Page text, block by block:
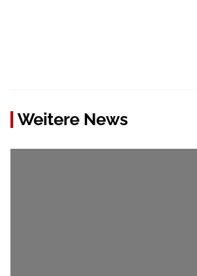
Weitere News